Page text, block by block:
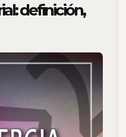
definición,